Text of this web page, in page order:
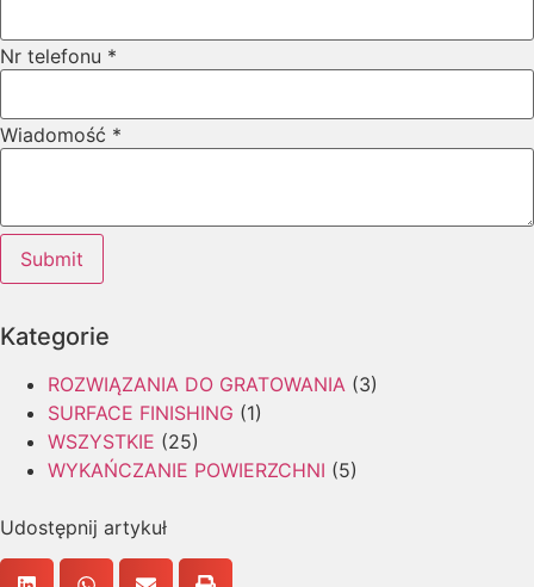
Nr telefonu *
Wiadomość *
Submit
Kategorie
ROZWIĄZANIA DO GRATOWANIA (3)
SURFACE FINISHING (1)
WSZYSTKIE (25)
WYKAŃCZANIE POWIERZCHNI (5)
Udostępnij artykuł